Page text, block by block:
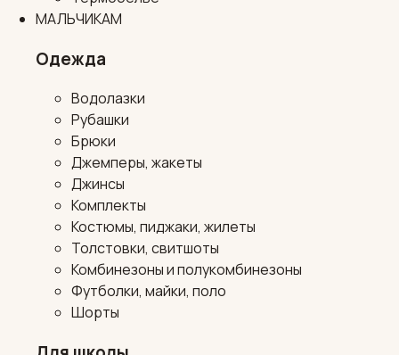
МАЛЬЧИКАМ
Одежда
Водолазки
Рубашки
Брюки
Джемперы, жакеты
Джинсы
Комплекты
Костюмы, пиджаки, жилеты
Толстовки, свитшоты
Комбинезоны и полукомбинезоны
Футболки, майки, поло
Шорты